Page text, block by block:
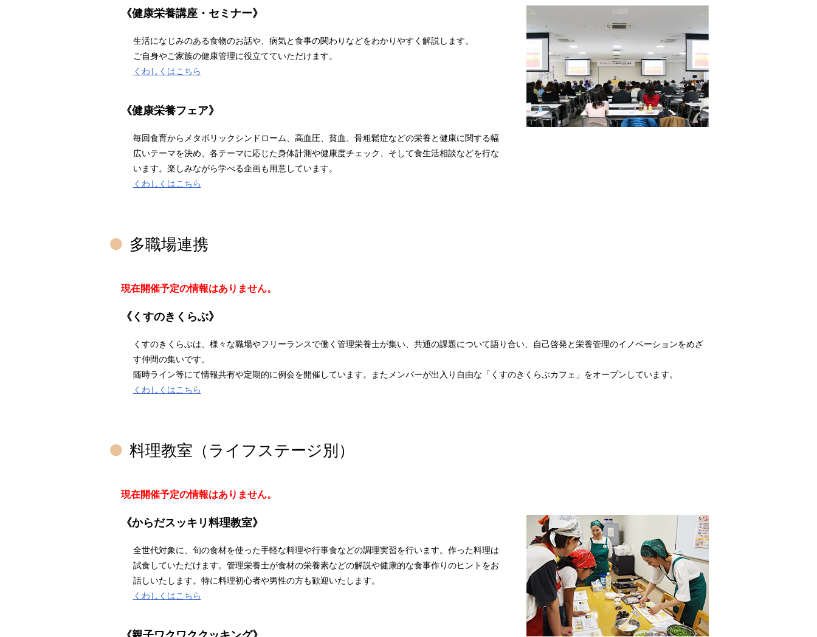
《健康栄養講座・セミナー》
生活になじみのある食物のお話や、病気と食事の関わりなどをわかりやすく解説します。
ご自身やご家族の健康管理に役立てていただけます。
くわしくはこちら
《健康栄養フェア》
毎回食育からメタボリックシンドローム、高血圧、貧血、骨粗鬆症などの栄養と健康に関する幅
広いテーマを決め、各テーマに応じた身体計測や健康度チェック、そして食生活相談などを行な
います。楽しみながら学べる企画も用意しています。
くわしくはこちら
多職場連携
現在開催予定の情報はありません。
《くすのきくらぶ》
くすのきくらぶは、様々な職場やフリーランスで働く管理栄養士が集い、共通の課題について語り合い、自己啓発と栄養管理のイノベーションをめざ
す仲間の集いです。
随時ライン等にて情報共有や定期的に例会を開催しています。またメンバーが出入り自由な「くすのきくらぶカフェ」をオープンしています。
くわしくはこちら
料理教室（ライフステージ別）
現在開催予定の情報はありません。
《からだスッキリ料理教室》
全世代対象に、旬の食材を使った手軽な料理や行事食などの調理実習を行います。作った料理は
試食していただけます。管理栄養士が食材の栄養素などの解説や健康的な食事作りのヒントをお
話しいたします。特に料理初心者や男性の方も歓迎いたします。
くわしくはこちら